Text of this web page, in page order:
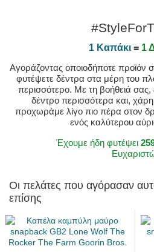
1 Καπάκι = 1
Αγοράζοντας οποιοδήποτε προϊόν
φυτέψετε δέντρα στα μέρη του
περισσότερο. Με τη βοήθειά σας,
δέντρο περισσότερα και,
προχωράμε λίγο πιο πέρα στον
ενός καλύτερου
Έχουμε ήδη φυτέψει
Οι πελάτες που αγόρασαν
επίσης